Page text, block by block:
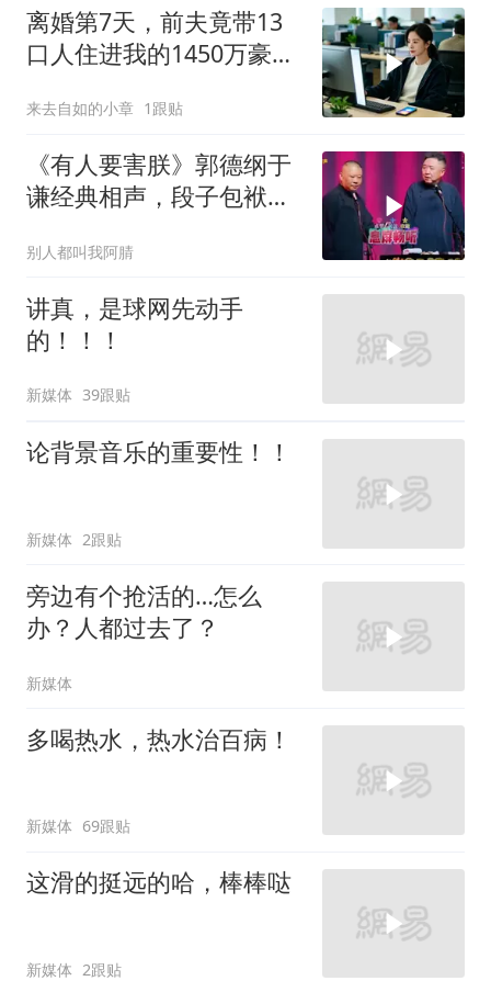
离婚第7天，前夫竟带13
口人住进我的1450万豪
来去自如的小章 1跟贴
《有人要害朕》郭德纲于
谦经典相声，段子包袱满
别人都叫我阿腈
讲真，是球网先动手
的！！！
新媒体 39跟贴
论背景音乐的重要性！！
新媒体 2跟贴
旁边有个抢活的…怎么
办？人都过去了？
新媒体
多喝热水，热水治百病！
新媒体 69跟贴
这滑的挺远的哈，棒棒哒
新媒体 2跟贴